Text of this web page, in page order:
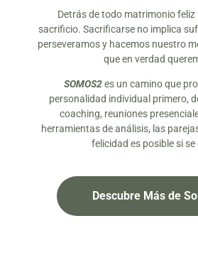
Detrás de todo matrimonio feliz
sacrificio. Sacrificarse no implica
perseveramos y hacemos nuestro
que en verdad
SOMOS2es un camino que
personalidad individual primero,
coaching, reuniones
herramientas de análisis, las
felicidad es posible si se
Descubre Más de